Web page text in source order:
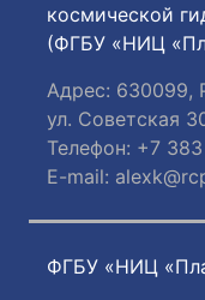
космической
(ФГБУ «НИЦ
Адрес: 630099,
ул. Советская
Телефон: +7
E-mail:
ФГБУ «НИЦ